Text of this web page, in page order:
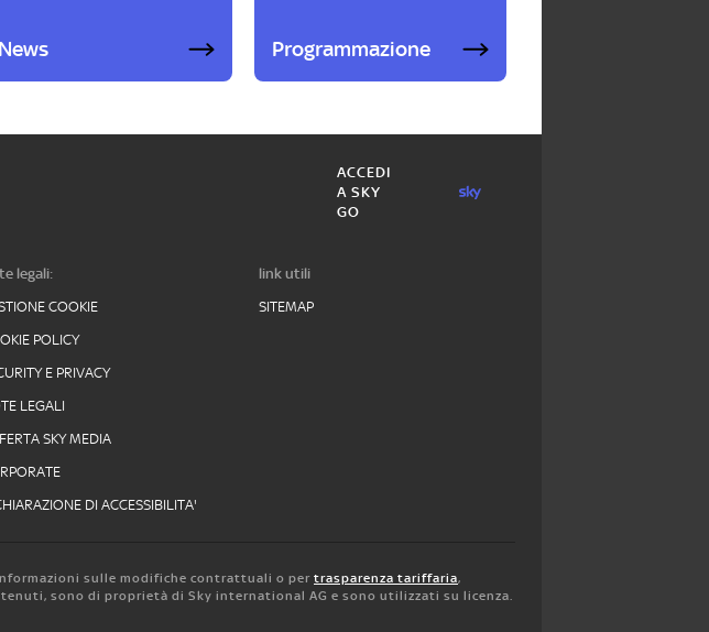
News Programmazione
ACCEDI
A SKY
GO
legali:
COOKIE
POLICY
E PRIVACY
LEGALI
SKY MEDIA
DI ACCESSIBILITA'
link utili
SITEMAP
sulle modifiche contrattuali o per trasparenza tariffaria,
sono di proprietà di Sky international AG e sono utilizzati su licenza.